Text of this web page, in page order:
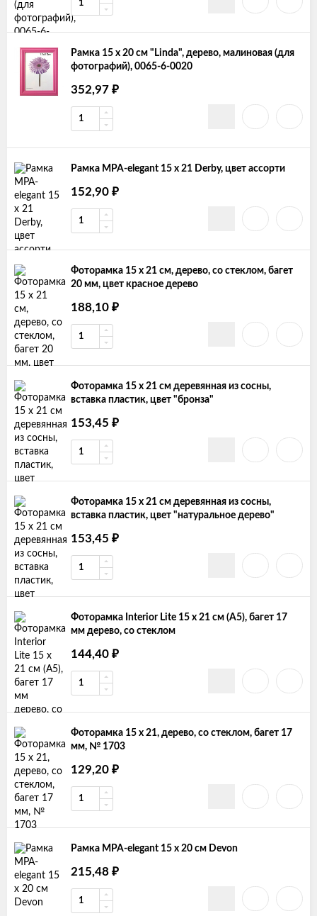
Рамка 15 х 20 см "Linda", дерево, малиновая (для
фотографий), 0065-6-0020
352,97 ₽
Рамка MPA-elegant 15 х 21 Derby, цвет ассорти
152,90 ₽
Фоторамка 15 х 21 см, дерево, со стеклом, багет
20 мм, цвет красное дерево
188,10 ₽
Фоторамка 15 х 21 см деревянная из сосны,
вставка пластик, цвет "бронза"
153,45 ₽
Фоторамка 15 х 21 см деревянная из сосны,
вставка пластик, цвет "натуральное дерево"
153,45 ₽
Фоторамка Interior Lite 15 x 21 см (А5), багет 17
мм дерево, со стеклом
144,40 ₽
Фоторамка 15 х 21, дерево, со стеклом, багет 17
мм, № 1703
129,20 ₽
Рамка MPA-elegant 15 х 20 см Devon
215,48 ₽